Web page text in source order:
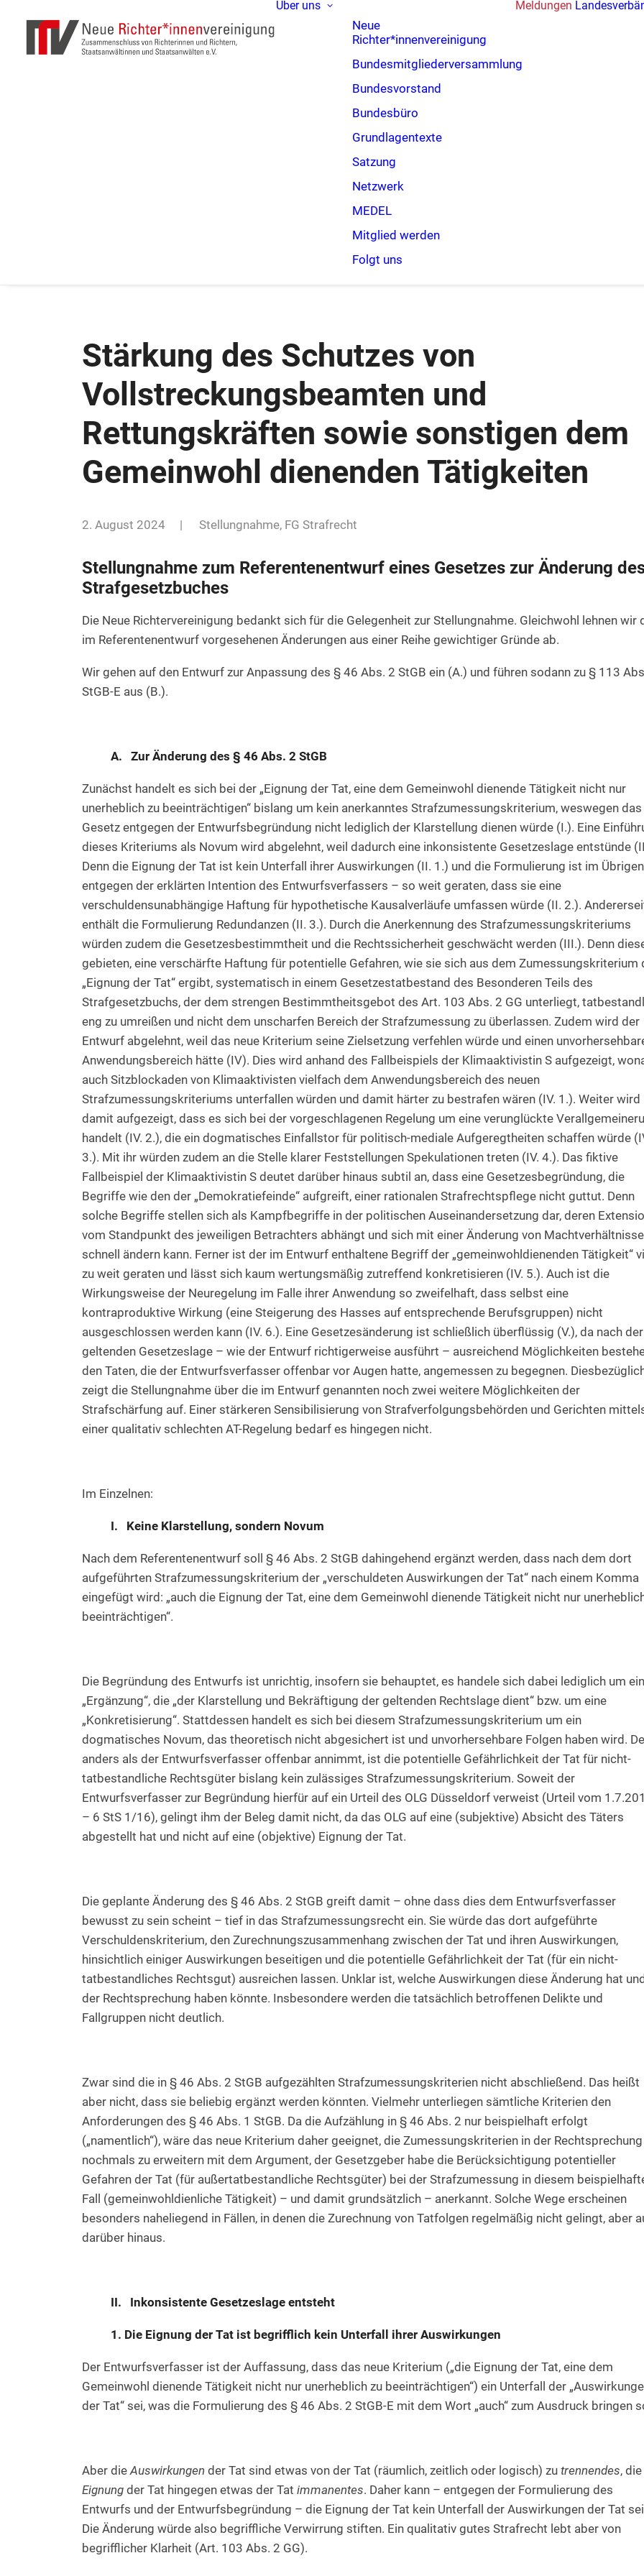
Über uns
Neue
Richter*innenvereinigung
Bundesmitgliederversammlung
Bundesvorstand
Bundesbüro
Grundlagentexte
Satzung
Netzwerk
MEDEL
Mitglied werden
Folgt uns
Meldungen
Stärkung des Schutzes von
Vollstreckungsbeamten und
Rettungskräften sowie sonstigen dem
Gemeinwohl dienenden Tätigkeiten
2. August 2024 | Stellungnahme, FG Strafrecht
Stellungnahme zum Referentenentwurf eines Gesetzes zur Änderung
Strafgesetzbuches
Die Neue Richtervereinigung bedankt sich für die Gelegenheit zur Stellungnahme. Gleichwohl lehnen wir
im Referentenentwurf vorgesehenen Änderungen aus einer Reihe gewichtiger Gründe ab.
Wir gehen auf den Entwurf zur Anpassung des § 46 Abs. 2 StGB ein (A.) und führen sodann zu § 113
StGB-E aus (B.).
A. Zur Änderung des § 46 Abs. 2 StGB
Zunächst handelt es sich bei der „Eignung der Tat, eine dem Gemeinwohl dienende Tätigkeit nicht nur
unerheblich zu beeinträchtigen“ bislang um kein anerkanntes Strafzumessungskriterium, weswegen das
Gesetz entgegen der Entwurfsbegründung nicht lediglich der Klarstellung dienen würde (I.). Eine
dieses Kriteriums als Novum wird abgelehnt, weil dadurch eine inkonsistente Gesetzeslage entstünde
Denn die Eignung der Tat ist kein Unterfall ihrer Auswirkungen (II. 1.) und die Formulierung ist im
entgegen der erklärten Intention des Entwurfsverfassers – so weit geraten, dass sie eine
verschuldensunabhängige Haftung für hypothetische Kausalverläufe umfassen würde (II. 2.).
enthält die Formulierung Redundanzen (II. 3.). Durch die Anerkennung des Strafzumessungskriteriums
würden zudem die Gesetzesbestimmtheit und die Rechtssicherheit geschwächt werden (III.). Denn
gebieten, eine verschärfte Haftung für potentielle Gefahren, wie sie sich aus dem Zumessungskriterium
„Eignung der Tat“ ergibt, systematisch in einem Gesetzestatbestand des Besonderen Teils des
Strafgesetzbuchs, der dem strengen Bestimmtheitsgebot des Art. 103 Abs. 2 GG unterliegt,
eng zu umreißen und nicht dem unscharfen Bereich der Strafzumessung zu überlassen. Zudem wird der
Entwurf abgelehnt, weil das neue Kriterium seine Zielsetzung verfehlen würde und einen
Anwendungsbereich hätte (IV). Dies wird anhand des Fallbeispiels der Klimaaktivistin S aufgezeigt,
auch Sitzblockaden von Klimaaktivisten vielfach dem Anwendungsbereich des neuen
Strafzumessungskriteriums unterfallen würden und damit härter zu bestrafen wären (IV. 1.). Weiter wird
damit aufgezeigt, dass es sich bei der vorgeschlagenen Regelung um eine verunglückte
handelt (IV. 2.), die ein dogmatisches Einfallstor für politisch-mediale Aufgeregtheiten schaffen würde
3.). Mit ihr würden zudem an die Stelle klarer Feststellungen Spekulationen treten (IV. 4.). Das fiktive
Fallbeispiel der Klimaaktivistin S deutet darüber hinaus subtil an, dass eine Gesetzesbegründung, die
Begriffe wie den der „Demokratiefeinde“ aufgreift, einer rationalen Strafrechtspflege nicht guttut. Denn
solche Begriffe stellen sich als Kampfbegriffe in der politischen Auseinandersetzung dar, deren
vom Standpunkt des jeweiligen Betrachters abhängt und sich mit einer Änderung von
schnell ändern kann. Ferner ist der im Entwurf enthaltene Begriff der „gemeinwohldienenden Tätigkeit“
zu weit geraten und lässt sich kaum wertungsmäßig zutreffend konkretisieren (IV. 5.). Auch ist die
Wirkungsweise der Neuregelung im Falle ihrer Anwendung so zweifelhaft, dass selbst eine
kontraproduktive Wirkung (eine Steigerung des Hasses auf entsprechende Berufsgruppen) nicht
ausgeschlossen werden kann (IV. 6.). Eine Gesetzesänderung ist schließlich überflüssig (V.), da nach der
geltenden Gesetzeslage – wie der Entwurf richtigerweise ausführt – ausreichend Möglichkeiten
den Taten, die der Entwurfsverfasser offenbar vor Augen hatte, angemessen zu begegnen.
zeigt die Stellungnahme über die im Entwurf genannten noch zwei weitere Möglichkeiten der
Strafschärfung auf. Einer stärkeren Sensibilisierung von Strafverfolgungsbehörden und Gerichten
einer qualitativ schlechten AT-Regelung bedarf es hingegen nicht.
Im Einzelnen:
I. Keine Klarstellung, sondern Novum
Nach dem Referentenentwurf soll § 46 Abs. 2 StGB dahingehend ergänzt werden, dass nach dem dort
aufgeführten Strafzumessungskriterium der „verschuldeten Auswirkungen der Tat“ nach einem Komma
eingefügt wird: „auch die Eignung der Tat, eine dem Gemeinwohl dienende Tätigkeit nicht nur
beeinträchtigen“.
Die Begründung des Entwurfs ist unrichtig, insofern sie behauptet, es handele sich dabei lediglich um
„Ergänzung“, die „der Klarstellung und Bekräftigung der geltenden Rechtslage dient“ bzw. um eine
„Konkretisierung“. Stattdessen handelt es sich bei diesem Strafzumessungskriterium um ein
dogmatisches Novum, das theoretisch nicht abgesichert ist und unvorhersehbare Folgen haben wird.
anders als der Entwurfsverfasser offenbar annimmt, ist die potentielle Gefährlichkeit der Tat für nicht-
tatbestandliche Rechtsgüter bislang kein zulässiges Strafzumessungskriterium. Soweit der
Entwurfsverfasser zur Begründung hierfür auf ein Urteil des OLG Düsseldorf verweist (Urteil vom
– 6 StS 1/16), gelingt ihm der Beleg damit nicht, da das OLG auf eine (subjektive) Absicht des Täters
abgestellt hat und nicht auf eine (objektive) Eignung der Tat.
Die geplante Änderung des § 46 Abs. 2 StGB greift damit – ohne dass dies dem Entwurfsverfasser
bewusst zu sein scheint – tief in das Strafzumessungsrecht ein. Sie würde das dort aufgeführte
Verschuldenskriterium, den Zurechnungszusammenhang zwischen der Tat und ihren Auswirkungen,
hinsichtlich einiger Auswirkungen beseitigen und die potentielle Gefährlichkeit der Tat (für ein nicht-
tatbestandliches Rechtsgut) ausreichen lassen. Unklar ist, welche Auswirkungen diese Änderung hat
der Rechtsprechung haben könnte. Insbesondere werden die tatsächlich betroffenen Delikte und
Fallgruppen nicht deutlich.
Zwar sind die in § 46 Abs. 2 StGB aufgezählten Strafzumessungskriterien nicht abschließend. Das heißt
aber nicht, dass sie beliebig ergänzt werden könnten. Vielmehr unterliegen sämtliche Kriterien den
Anforderungen des § 46 Abs. 1 StGB. Da die Aufzählung in § 46 Abs. 2 nur beispielhaft erfolgt
(„namentlich“), wäre das neue Kriterium daher geeignet, die Zumessungskriterien in der Rechtsprechung
nochmals zu erweitern mit dem Argument, der Gesetzgeber habe die Berücksichtigung potentieller
Gefahren der Tat (für außertatbestandliche Rechtsgüter) bei der Strafzumessung in diesem
Fall (gemeinwohldienliche Tätigkeit) – und damit grundsätzlich – anerkannt. Solche Wege erscheinen
besonders naheliegend in Fällen, in denen die Zurechnung von Tatfolgen regelmäßig nicht gelingt, aber
darüber hinaus.
II. Inkonsistente Gesetzeslage entsteht
1. Die Eignung der Tat ist begrifflich kein Unterfall ihrer Auswirkungen
Der Entwurfsverfasser ist der Auffassung, dass das neue Kriterium („die Eignung der Tat, eine dem
Gemeinwohl dienende Tätigkeit nicht nur unerheblich zu beeinträchtigen“) ein Unterfall der
der Tat“ sei, was die Formulierung des § 46 Abs. 2 StGB-E mit dem Wort „auch“ zum Ausdruck bringen
Aber dieAuswirkungen der Tat sind etwas von der Tat (räumlich, zeitlich oder logisch) zu trennendes, die
Eignung der Tat hingegen etwas der Tat immanentes. Daher kann – entgegen der Formulierung des
Entwurfs und der Entwurfsbegründung – die Eignung der Tat kein Unterfall der Auswirkungen der Tat
Die Änderung würde also begriffliche Verwirrung stiften. Ein qualitativ gutes Strafrecht lebt aber von
begrifflicher Klarheit (Art. 103 Abs. 2 GG).